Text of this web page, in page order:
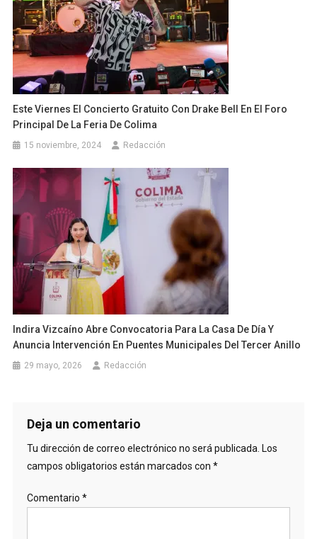
Este Viernes El Concierto Gratuito Con Drake Bell En El Foro
Principal De La Feria De Colima
15 noviembre, 2024 Redacción
Indira Vizcaíno Abre Convocatoria Para La Casa De Día Y
Anuncia Intervención En Puentes Municipales Del Tercer Anillo
29 mayo, 2026 Redacción
Deja un comentario
Tu dirección de correo electrónico no será publicada. Los
campos obligatorios están marcados con *
Comentario *